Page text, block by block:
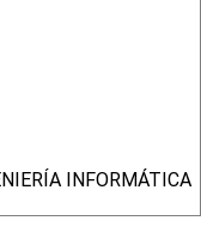
INFORMÁTICA